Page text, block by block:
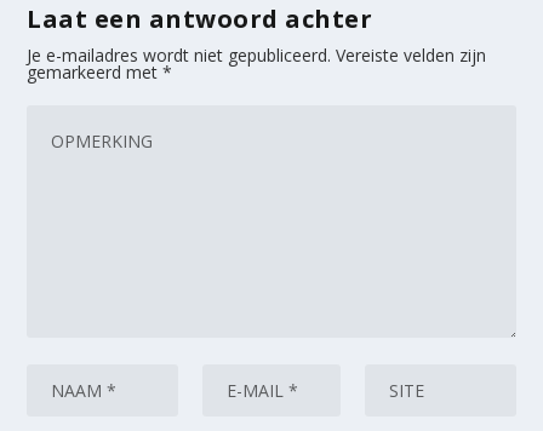
Laat een antwoord achter
Je e-mailadres wordt niet gepubliceerd. Vereiste velden zijn
gemarkeerd met*